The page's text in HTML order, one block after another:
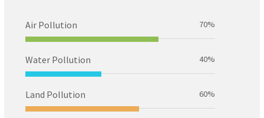
Air Pollution 70%
Water Pollution 40%
Land Pollution 60%